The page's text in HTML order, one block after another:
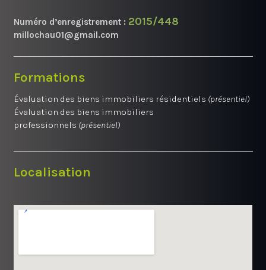
Numéro d’enregistrement : 2015/448
millochau01@gmail.com
Formations
Évaluation des biens immobiliers résidentiels (présentiel)
Évaluation des biens immobiliers
professionnels (présentiel)
Localisation